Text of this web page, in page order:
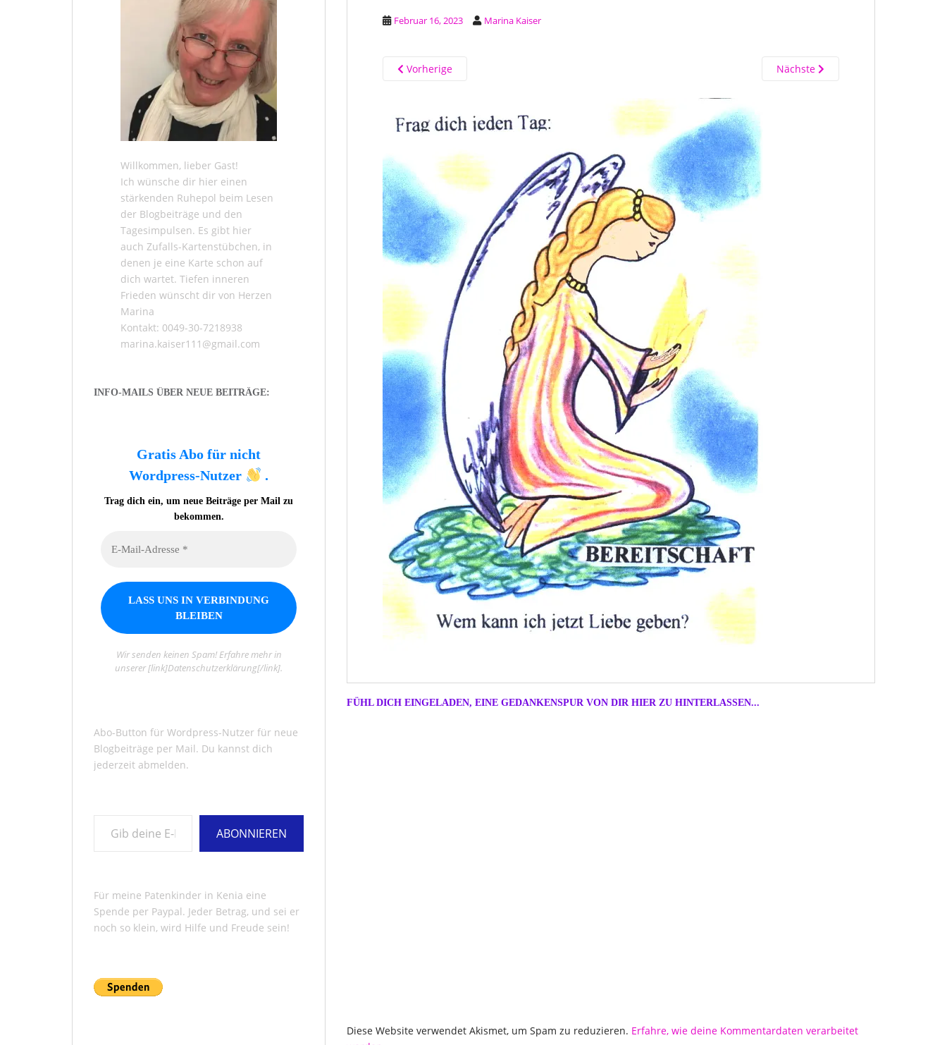
Februar 16, 2023 Marina Kaiser
Vorherige Nächste
FÜHL DICH EINGELADEN, EINE GEDANKENSPUR VON DIR HIER ZU HINTERLASSEN...
Diese Website verwendet Akismet, um Spam zu reduzieren. Erfahre, wie deine Kommentardaten verarbeitet
Willkommen, lieber Gast!
Ich wünsche dir hier einen
stärkenden Ruhepol beim Lesen
der Blogbeiträge und den
Tagesimpulsen. Es gibt hier
auch Zufalls-Kartenstübchen, in
denen je eine Karte schon auf
dich wartet. Tiefen inneren
Frieden wünscht dir von Herzen
Marina
Kontakt: 0049-30-7218938
marina.kaiser111@gmail.com
INFO-MAILS ÜBER NEUE BEITRÄGE:
Gratis Abo für nicht
Wordpress-Nutzer
.
Trag dich ein, um neue Beiträge per Mail zu
bekommen.
Wir senden keinen Spam! Erfahre mehr in
unserer [link]Datenschutzerklärung[/link].
Abo-Button für Wordpress-Nutzer für neue
Blogbeiträge per Mail. Du kannst dich
jederzeit abmelden.
ABONNIEREN
Für meine Patenkinder in Kenia eine
Spende per Paypal. Jeder Betrag, und sei er
noch so klein, wird Hilfe und Freude sein!